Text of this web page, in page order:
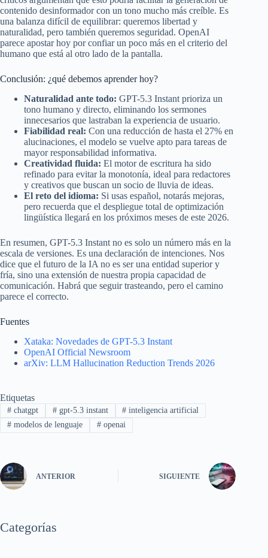
contenido desinformador con un tono mucho más creíble. Es
una balanza difícil de equilibrar: queremos libertad y
naturalidad, pero también queremos seguridad. OpenAI
parece apostar hoy por confiar un poco más en el criterio del
humano que está al otro lado de la pantalla.
Conclusión: ¿qué debemos aprender hoy?
Naturalidad ante todo: GPT-5.3 Instant prioriza un
tono humano y directo, eliminando los sermones
innecesarios que lastraban la experiencia de usuario.
Fiabilidad real: Con una reducción de hasta el 27% en
alucinaciones, el modelo se vuelve apto para tareas de
mayor responsabilidad informativa.
Creatividad fluida: El motor de escritura ha sido
refinado para evitar la monotonía, ideal para redactores
y creativos que buscan un socio de lluvia de ideas.
El reto del idioma: Si usas español, notarás mejoras,
pero recuerda que el despliegue total de optimización
lingüística llegará en los próximos meses de este 2026.
En resumen, GPT-5.3 Instant no es solo un número más en la
escala de versiones. Es una declaración de intenciones. Nos
dice que el futuro de la IA no es ser una entidad superior y
fría, sino una extensión de nuestra propia capacidad de
comunicación. Habrá que seguir trasteando, pero el camino
parece el correcto.
Fuentes
Xataka: Novedades de GPT-5.3 Instant
OpenAI Official Newsroom
arXiv: LLM Hallucination Reduction Trends 2026
Etiquetas
#chatgpt #gpt-5.3 instant # inteligencia artificial
#modelos de lenguaje #openai
ANTERIOR SIGUIENTE
Categorías